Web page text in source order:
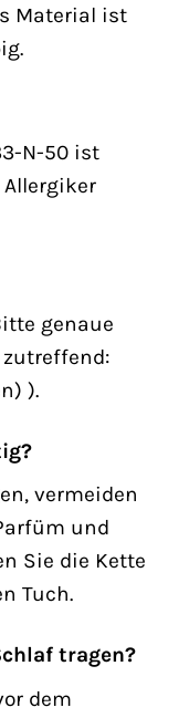
Material ist
N-50 ist
genaue
).
vermeiden
und
Sie die Kette
Tuch.
tragen?
dem